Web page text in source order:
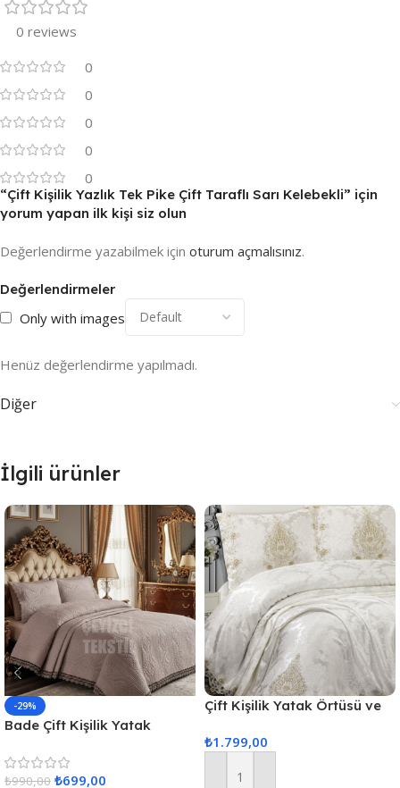
0 reviews
0
0
0
0
0
Değerlendirmeler
Only with images
Henüz değerlendirme yapılmadı.
“Çift Kişilik Yazlık Tek Pike Çift Taraflı Sarı Kelebekli” için
yorum yapan ilk kişi siz olun
Değerlendirme yazabilmek için oturum açmalısınız.
Diğer
İlgili ürünler
-29%
Bade Çift Kişilik Yatak
₺990,00 ₺699,00
Çift Kişilik Yatak Örtüsü ve
₺1.799,00
Sepete Ekle